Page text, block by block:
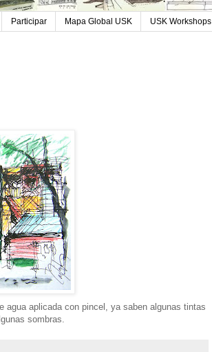
Participar Mapa Global USK USK Workshops
agua aplicada con pincel, ya saben algunas tintas
sombras.